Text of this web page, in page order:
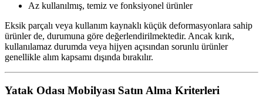
Az kullanılmış, temiz ve fonksiyonel ürünler
Eksik parçalı veya kullanım kaynaklı küçük deformasyonlara sahip
ürünler de, durumuna göre değerlendirilmektedir. Ancak kırık,
kullanılamaz durumda veya hijyen açısından sorunlu ürünler
genellikle alım kapsamı dışında bırakılır.
Yatak Odası Mobilyası Satın Alma Kriterleri